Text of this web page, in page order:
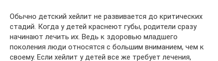
Обычно детский хейлит не развивается до критических
стадий. Когда у детей краснеют губы, родители сразу
начинают лечить их. Ведь к здоровью младшего
поколения люди относятся с большим вниманием, чем к
своему. Если хейлит у детей все же требует лечения,